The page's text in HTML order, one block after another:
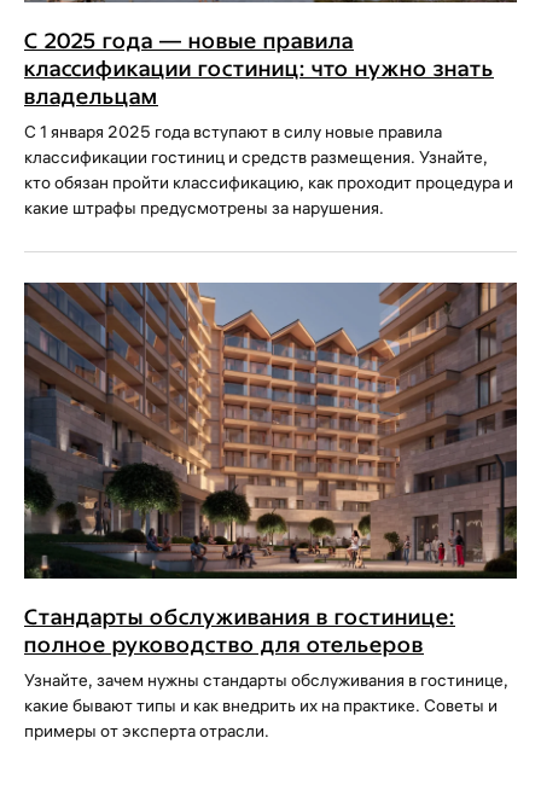
С 2025 года — новые правила
классификации гостиниц: что нужно знать
владельцам
С 1 января 2025 года вступают в силу новые правила
классификации гостиниц и средств размещения. Узнайте,
кто обязан пройти классификацию, как проходит процедура и
какие штрафы предусмотрены за нарушения.
Стандарты обслуживания в гостинице:
полное руководство для отельеров
Узнайте, зачем нужны стандарты обслуживания в гостинице,
какие бывают типы и как внедрить их на практике. Советы и
примеры от эксперта отрасли.